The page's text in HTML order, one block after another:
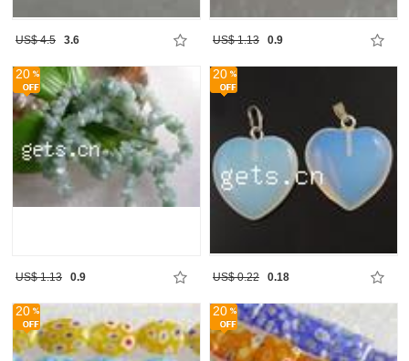
US$ 4.5 3.6 US$ 1.13 0.9
20
US$ 1.13 0.9
20
US$ 0.22 0.18
20 20